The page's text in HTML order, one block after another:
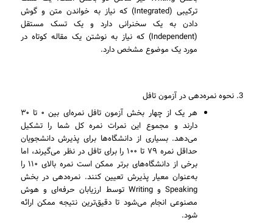
ترکیبی (Integrated) که نیاز به خواندن متن و گوش
دادن به یک سخنرانی دارد و یک تسک مستقل
(Independent) که نیاز به نوشتن یک مقاله کوتاه در
مورد یک موضوع مشخص دارد.
نحوه نمره‌دهی در آزمون تافل
هر یک از چهار بخش آزمون تافل نمره‌ای بین ۰ تا ۳۰
دارند و مجموع این نمرات نمره کل شما را تشکیل
می‌دهد. بسیاری از دانشگاه‌ها برای پذیرش دانشجویان
حداقل نمره ۷۹ تا ۱۰۰ را برای تافل در نظر می‌گیرند، اما
برخی از دانشگاه‌های برتر ممکن است نمره بالای ۱۱۰ را
به‌عنوان معیار پذیرش تعیین کنند. نمره‌دهی در بخش
Speaking و Writing توسط ارزیابان حرفه‌ای و هوش
مصنوعی انجام می‌شود تا دقیق‌ترین نتیجه ممکن ارائه
شود.